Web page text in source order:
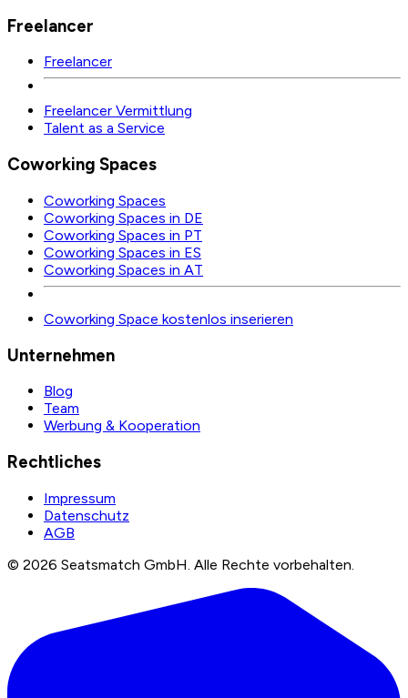
Freelancer
Freelancer
Freelancer Vermittlung
Talent as a Service
Coworking Spaces
Coworking Spaces
Coworking Spaces in DE
Coworking Spaces in PT
Coworking Spaces in ES
Coworking Spaces in AT
Coworking Space kostenlos inserieren
Unternehmen
Blog
Team
Werbung & Kooperation
Rechtliches
Impressum
Datenschutz
AGB
© 2026 Seatsmatch GmbH. Alle Rechte vorbehalten.